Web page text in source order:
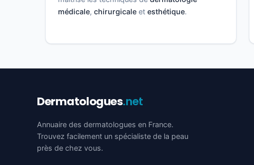
médicale, chirurgicale et esthétique.
Dermatologues.net
Annuaire des dermatologues en France.
Trouvez facilement un spécialiste de la peau
près de chez vous.